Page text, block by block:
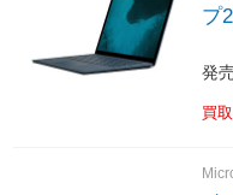
プ
ル
発
買